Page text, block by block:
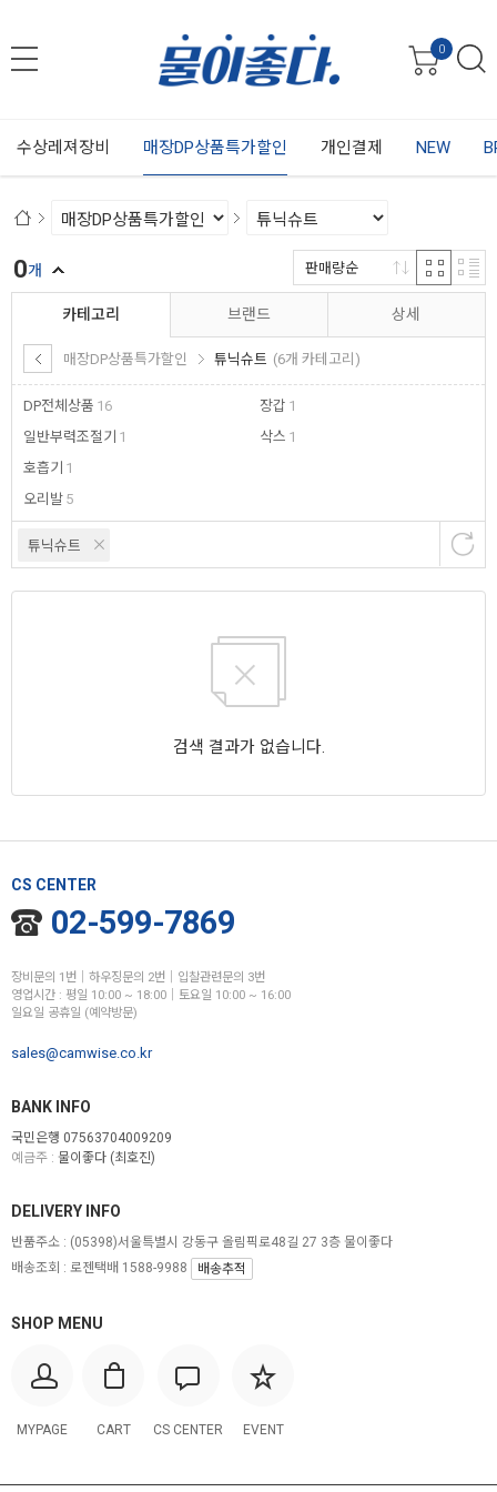
0
수상레져장비 매장DP상품특가할인 개인결제 NEW
카테고리
매장DP상품특가할인 튜닉슈트 (6개 카테고리)
DP전체상품 16
일반부력조절기 1
호흡기 1
오리발 5
장갑 1
삭스 1
브랜드 상세
튜닉슈트
0개 판매량순
검색 결과가 없습니다.
CS CENTER
02-599-7869
장비문의 1번│하우징문의 2번│입찰관련문의 3번
영업시간 : 평일 10:00 ~ 18:00│토요일 10:00 ~ 16:00
일요일 공휴일 (예약방문)
sales@camwise.co.kr
BANK INFO
국민은행 07563704009209
예금주 : 물이좋다 (최호진)
SHOP MENU
MYPAGE CART CS CENTER EVENT
DELIVERY INFO
반품주소 : (05398)서울특별시 강동구 올림픽로48길 27 3층 물이좋다
배송조회 : 로젠택배 1588-9988
배송추적